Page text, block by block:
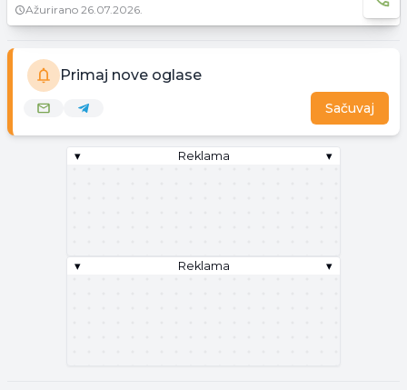
Ažurirano 26.07.2026.
Primaj nove oglase
Sačuvaj
▾ Reklama ▾
▾ Reklama ▾